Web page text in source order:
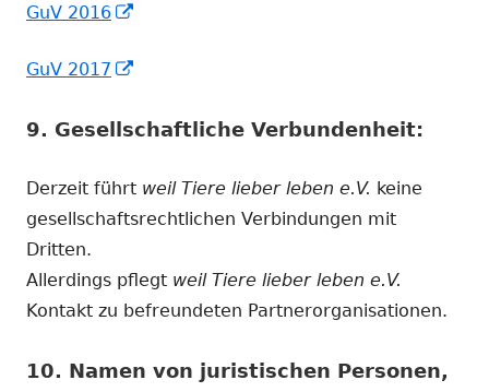
GuV 2016
GuV 2017
Fenster
9. Gesellschaftliche Verbundenheit:
Derzeit führt weil Tiere lieber leben e.V. keine
gesellschaftsrechtlichen Verbindungen mit
Dritten.
Allerdings pflegt weil Tiere lieber leben e.V.
Kontakt zu befreundeten Partnerorganisationen.
10. Namen von juristischen Personen,